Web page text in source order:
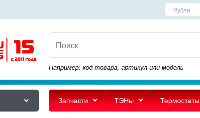
Например: код товара, артикул или модель
Запчасти ТЭНы Термостаты